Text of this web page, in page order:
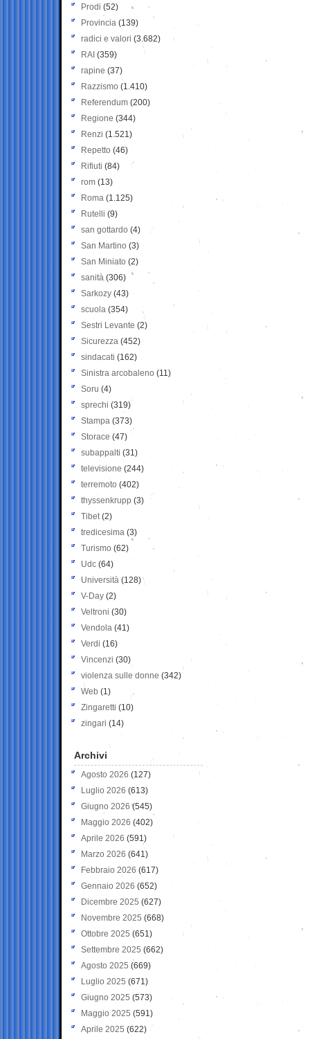
Prodi (52)
Provincia (139)
radici e valori (3.682)
RAI (359)
rapine (37)
Razzismo (1.410)
Referendum (200)
Regione (344)
Renzi (1.521)
Repetto (46)
Rifiuti (84)
rom (13)
Roma (1.125)
Rutelli (9)
san gottardo (4)
San Martino (3)
San Miniato (2)
sanità (306)
Sarkozy (43)
scuola (354)
Sestri Levante (2)
Sicurezza (452)
sindacati (162)
Sinistra arcobaleno (11)
Soru (4)
sprechi (319)
Stampa (373)
Storace (47)
subappalti (31)
televisione(244)
terremoto (402)
thyssenkrupp (3)
Tibet(2)
tredicesima (3)
Turismo (62)
Udc (64)
Università (128)
V-Day (2)
Veltroni (30)
Vendola (41)
Verdi (16)
Vincenzi (30)
violenza sulle donne (342)
Web (1)
Zingaretti (10)
zingari (14)
Archivi
Agosto 2026 (127)
Luglio 2026 (613)
Giugno 2026 (545)
Maggio 2026 (402)
Aprile 2026 (591)
Marzo 2026 (641)
Febbraio 2026 (617)
Gennaio 2026 (652)
Dicembre 2025 (627)
Novembre 2025 (668)
Ottobre 2025 (651)
Settembre 2025 (662)
Agosto 2025 (669)
Luglio 2025 (671)
Giugno 2025 (573)
Maggio 2025 (591)
Aprile 2025 (622)